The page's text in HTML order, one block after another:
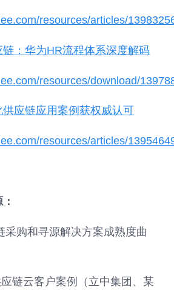
resources/articles/
：华为HR流程体系深度解码
resources/download/
应链应用案例获权威认可
resources/articles/
采购和寻源解决方案成熟度曲
链云客户案例（立中集团、某